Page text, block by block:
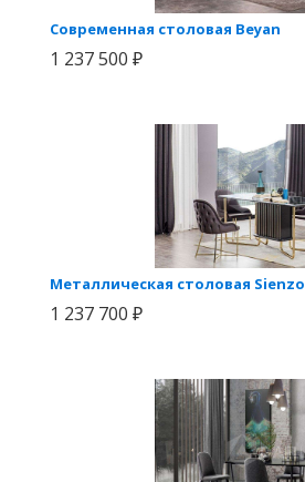
Современная столовая Beyan
1 237 500 ₽
Металлическая столовая Sienzo
1 237 700 ₽